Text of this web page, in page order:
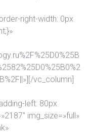
right-width: 0px
vc_column]
left: 80px
img_size=»full»